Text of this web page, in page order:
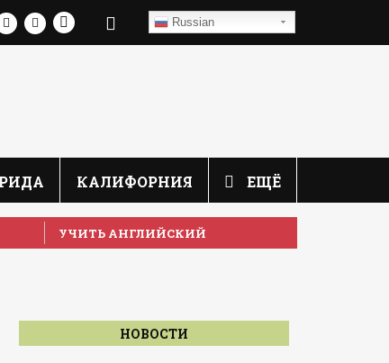
Russian
КАЛИФОРНИЯ ЕЩЁ
УЧИТЬ АНГЛИЙСКИЙ
НОВОСТИ